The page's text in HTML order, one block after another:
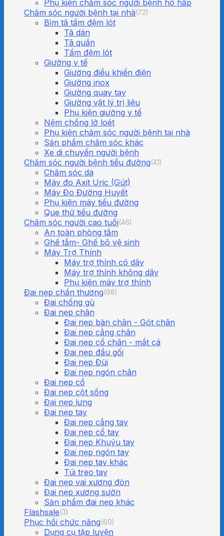
Phụ kiện chăm sóc người bệnh hô hấp
Chăm sóc người bệnh tại nhà(72)
Bỉm tã tấm đệm lót
Tã dán
Tã quần
Tấm đệm lót
Giường y tế
Giường điều khiển điện
Giường inox
Giường quay tay
Giường vật lý trị liệu
Phụ kiện giường y tế
Nệm chống lở loét
Phụ kiện chăm sóc người bệnh tại nhà
Sản phẩm chăm sóc khác
Xe di chuyển người bệnh
Chăm sóc người bệnh tiểu đường(41)
Chăm sóc da
Máy đo Axit Uric (Gút)
Máy Đo Đường Huyết
Phụ kiện máy tiểu đường
Que thử tiểu đường
Chăm sóc người cao tuổi(46)
An toàn phòng tắm
Ghế tắm- Ghế bô vệ sinh
Máy Trợ Thính
Máy trợ thính có dây
Máy trợ thính không dây
Phụ kiện máy trợ thính
Đai nẹp chấn thương(98)
Đai chống gù
Đai nẹp chân
Đai nẹp bàn chân - Gót chân
Đai nẹp cẳng chân
Đai nẹp cổ chân - mắt cá
Đai nẹp đầu gối
Đai nẹp Đùi
Đai nẹp ngón chân
Đai nẹp cổ
Đai nẹp cột sống
Đại nẹp lưng
Đai nẹp tay
Đai nẹp cẳng tay
Đai nẹp cổ tay
Đai nẹp Khuỷu tay
Đai nẹp ngón tay
Đai nẹp tay khác
Túi treo tay
Đai nẹp vai xương đòn
Đai nẹp xương sườn
Sản phẩm đai nẹp khác
Flashsale(3)
Phục hồi chức năng(60)
Dụng cụ tập luyện